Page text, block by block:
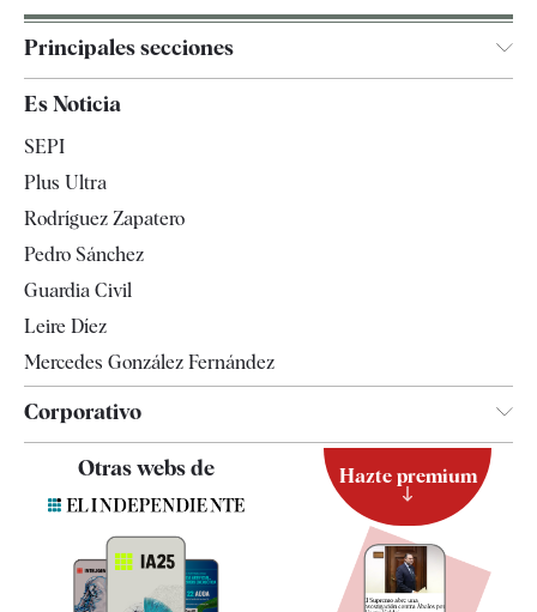
Principales secciones
España
Televisión
Es Noticia
SEPI
Plus Ultra
Rodríguez Zapatero
Pedro Sánchez
Guardia Civil
Leire Díez
Mercedes González Fernández
Corporativo
Contacto
Quiénes somos
Otras webs de Hazte premium